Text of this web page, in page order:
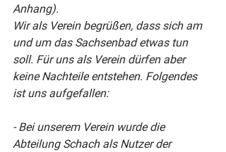
Anhang).
Wir als Verein begrüßen, dass sich am
und um das Sachsenbad etwas tun
soll. Für uns als Verein dürfen aber
keine Nachteile entstehen. Folgendes
ist uns aufgefallen:
- Bei unserem Verein wurde die
Abteilung Schach als Nutzer der